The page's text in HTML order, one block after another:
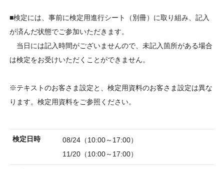
■検定には、事前に検定用進行シート（別冊）に取り組み、記入
が済んだ状態でご参加いただきます。
当日には記入時間がございませんので、未記入箇所がある場合
は検定をお受けいただくことができません。
※テキストのお客さま設定と、検定用資料のお客さま設定は異な
ります。検定用資料をご参照ください。
検定日時
08/24（10:00～17:00）
11/20（10:00～17:00）